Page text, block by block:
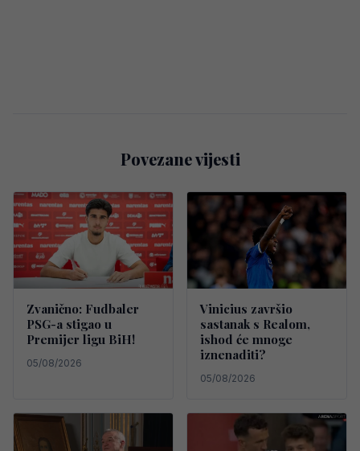
Povezane vijesti
Zvanično: Fudbaler
PSG-a stigao u
Premijer ligu BiH!
05/08/2026
Vinicius završio
sastanak s Realom,
ishod će mnoge
iznenaditi?
05/08/2026